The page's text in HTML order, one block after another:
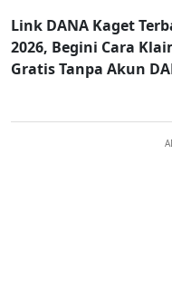
Link DANA Kaget
2026, Begini Cara
Gratis Tanpa Akun